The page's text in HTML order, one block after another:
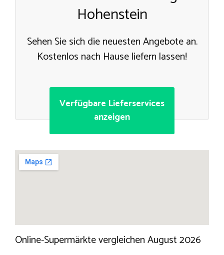
Hohenstein
Sehen Sie sich die neuesten Angebote an.
Kostenlos nach Hause liefern lassen!
Verfügbare Lieferservices
anzeigen
Online-Supermärkte vergleichen August 2026